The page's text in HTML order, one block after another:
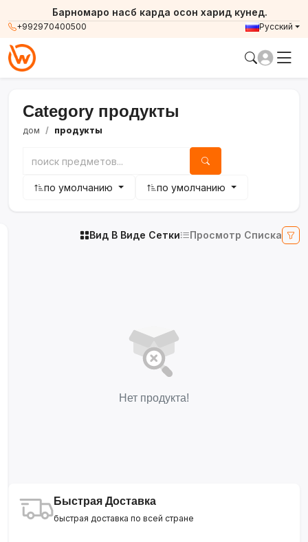
+992970400500
Барномаро насб карда осон харид кунед.
Русский
Category продукты
дом продукты
по умолчанию по умолчанию
Вид В Виде Сетки Просмотр Списка
Нет продукта!
Быстрая Доставка
быстрая доставка по всей стране